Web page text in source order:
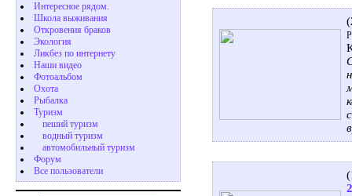
Интересное рядом.
Школа выживания
Откровения браков
Экология
Ликбез по интернету
Наши видео
Фотоальбом
Охота
Pыбалка
Туризм
пеший туризм
водный туризм
автомобильный туризм
Форум
Все пользователи